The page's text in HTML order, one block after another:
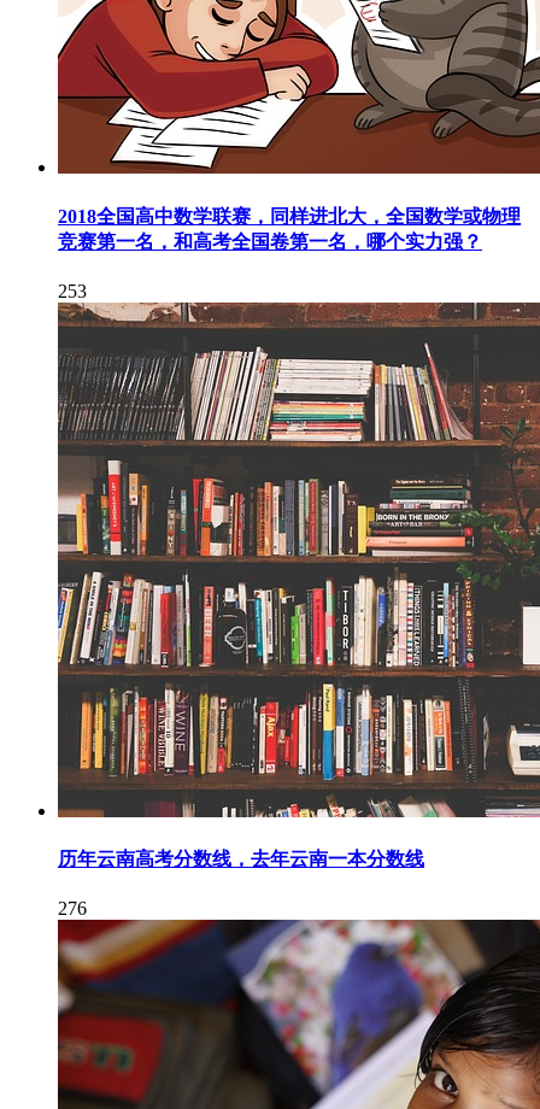
2018全国高中数学联赛，同样进北大，全国数学或物理
竞赛第一名，和高考全国卷第一名，哪个实力强？
253
历年云南高考分数线，去年云南一本分数线
276